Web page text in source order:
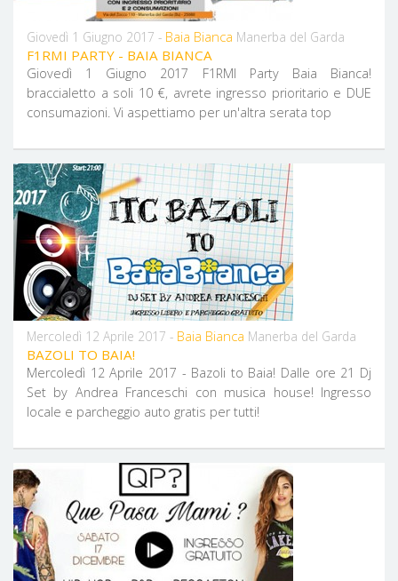
Giovedì 1 Giugno 2017 - Baia Bianca Manerba del Garda
F1RMI PARTY - BAIA BIANCA
Giovedì 1 Giugno 2017 F1RMI Party Baia Bianca!
braccialetto a soli 10 €, avrete ingresso prioritario e DUE
consumazioni. Vi aspettiamo per un'altra serata top
Mercoledì 12 Aprile 2017 - Baia Bianca Manerba del Garda
BAZOLI TO BAIA!
Mercoledì 12 Aprile 2017 - Bazoli to Baia! Dalle ore 21 Dj
Set by Andrea Franceschi con musica house! Ingresso
locale e parcheggio auto gratis per tutti!